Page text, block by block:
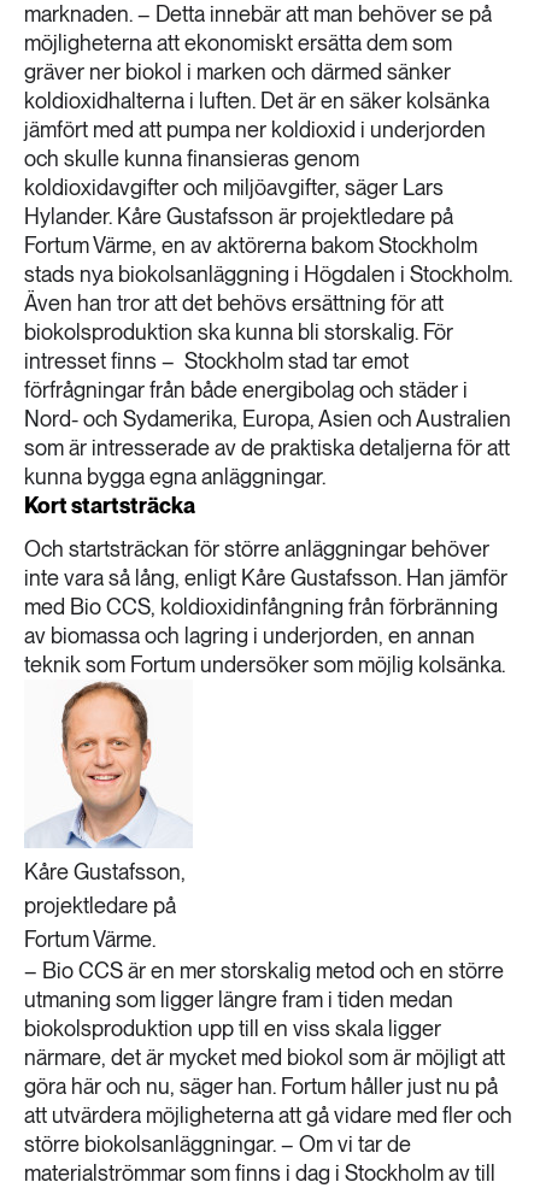
marknaden. – Detta innebär att man behöver se på
möjligheterna att ekonomiskt ersätta dem som
gräver ner biokol i marken och därmed sänker
koldioxidhalterna i luften. Det är en säker kolsänka
jämfört med att pumpa ner koldioxid i underjorden
och skulle kunna finansieras genom
koldioxidavgifter och miljöavgifter, säger Lars
Hylander. Kåre Gustafsson är projektledare på
Fortum Värme, en av aktörerna bakom Stockholm
stads nya biokolsanläggning i Högdalen i Stockholm.
Även han tror att det behövs ersättning för att
biokolsproduktion ska kunna bli storskalig. För
intresset finns – Stockholm stad tar emot
förfrågningar från både energibolag och städer i
Nord- och Sydamerika, Europa, Asien och Australien
som är intresserade av de praktiska detaljerna för att
kunna bygga egna anläggningar.
Kort startsträcka
Och startsträckan för större anläggningar behöver
inte vara så lång, enligt Kåre Gustafsson. Han jämför
med Bio CCS, koldioxidinfångning från förbränning
av biomassa och lagring i underjorden, en annan
teknik som Fortum undersöker som möjlig kolsänka.
Kåre Gustafsson,
projektledare på
Fortum Värme.
– Bio CCS är en mer storskalig metod och en större
utmaning som ligger längre fram i tiden medan
biokolsproduktion upp till en viss skala ligger
närmare, det är mycket med biokol som är möjligt att
göra här och nu, säger han. Fortum håller just nu på
att utvärdera möjligheterna att gå vidare med fler och
större biokolsanläggningar. – Om vi tar de
materialströmmar som finns i dag i Stockholm av till